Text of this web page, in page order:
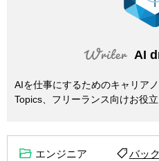
AI
AIを仕事にするためのキャリア
Topics、フリーランス向けお役
エンジニア バッ